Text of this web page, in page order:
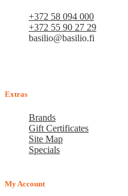
+372 58 094 000
+372 55 90 27 29
basilio@basilio.fi
Extras
Brands
Gift Certificates
Site Map
Specials
My Account